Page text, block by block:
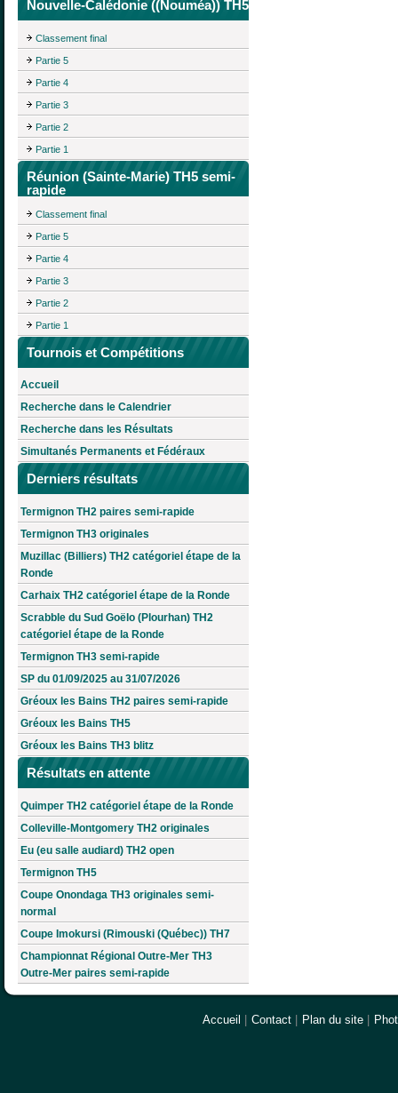
Nouvelle-Calédonie ((Nouméa)) TH5
Classement final
Partie 5
Partie 4
Partie 3
Partie 2
Partie 1
Réunion (Sainte-Marie) TH5 semi-
rapide
Classement final
Partie 5
Partie 4
Partie 3
Partie 2
Partie 1
Tournois et Compétitions
Accueil
Recherche dans le Calendrier
Recherche dans les Résultats
Simultanés Permanents et Fédéraux
Derniers résultats
Termignon TH2 paires semi-rapide
Termignon TH3 originales
Muzillac (Billiers) TH2 catégoriel étape de la
Ronde
Carhaix TH2 catégoriel étape de la Ronde
Scrabble du Sud Goëlo (Plourhan) TH2
catégoriel étape de la Ronde
Termignon TH3 semi-rapide
SP du 01/09/2025 au 31/07/2026
Gréoux les Bains TH2 paires semi-rapide
Gréoux les Bains TH5
Gréoux les Bains TH3 blitz
Résultats en attente
Quimper TH2 catégoriel étape de la Ronde
Colleville-Montgomery TH2 originales
Eu (eu salle audiard) TH2 open
Termignon TH5
Coupe Onondaga TH3 originales semi-
normal
Coupe Imokursi (Rimouski (Québec)) TH7
Championnat Régional Outre-Mer TH3
Outre-Mer paires semi-rapide
Accueil | Contact | Plan du site |